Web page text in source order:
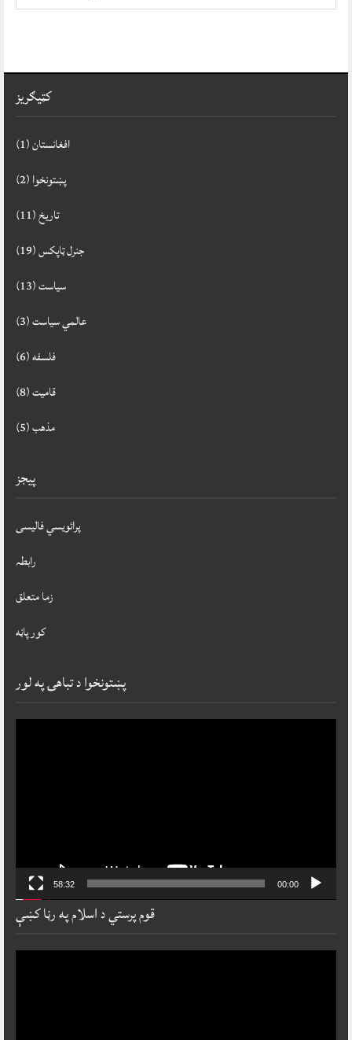
کټيګريز
افغانستان(1)
پښتونخوا(2)
تاريخ(11)
جنرل ټاپکس(19)
سياست(13)
‌عالمي سياست(3)
فلسفه(6)
قاميت(8)
مذهب(5)
پيجز
پرائویسي فالیسی
رابطہ
زما متعلق
کور پاڼه
پښتونخوا د تباهۍ په لور
00:00
58:32
قوم پرستي د اسلام په رڼا کښې